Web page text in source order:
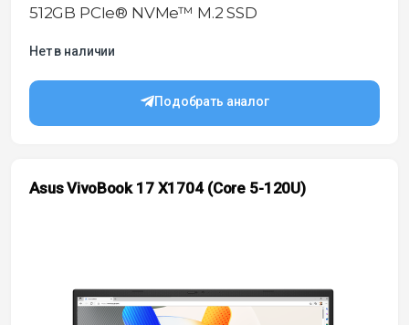
512GB PCIe® NVMe™ M.2 SSD
Нет в наличии
Подобрать аналог
Asus VivoBook 17 X1704 (Core 5-120U)